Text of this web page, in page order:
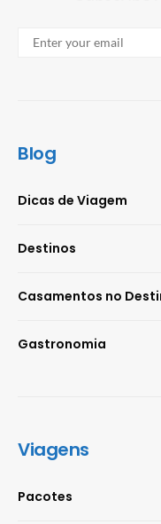
Blog
Dicas de Viagem
Destinos
Casamentos no
Gastronomia
Viagens
Pacotes